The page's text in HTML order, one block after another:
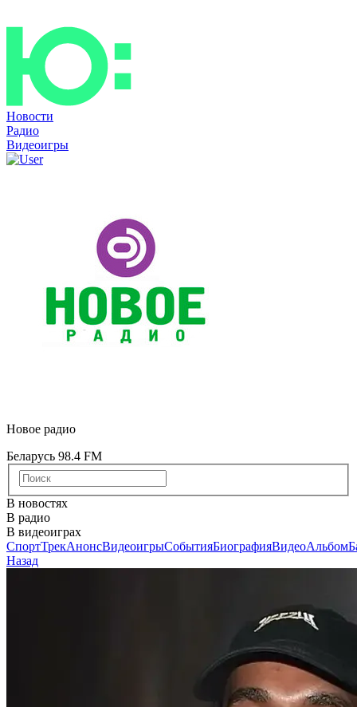
Новости
Радио
Видеоигры
Новое радио
Беларусь 98.4 FM
В новостях
В радио
В видеоиграх
СпортТрекАнонсВидеоигрыСобытияБиографияВидеоАльбом
Назад